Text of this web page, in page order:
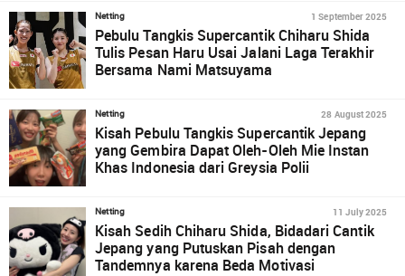
Netting 1 September 2025
Pebulu Tangkis Supercantik Chiharu Shida
Tulis Pesan Haru Usai Jalani Laga Terakhir
Bersama Nami Matsuyama
Netting 28 August 2025
Kisah Pebulu Tangkis Supercantik Jepang
yang Gembira Dapat Oleh-Oleh Mie Instan
Khas Indonesia dari Greysia Polii
Netting 11 July 2025
Kisah Sedih Chiharu Shida, Bidadari Cantik
Jepang yang Putuskan Pisah dengan
Tandemnya karena Beda Motivasi